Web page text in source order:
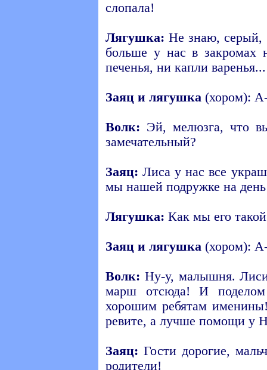
слопала!
Лягушка: Не знаю, серый,
больше у нас в закромах
печенья, ни капли варенья...
Заяц и лягушка (хором):
Волк: Эй, мелюзга, что
замечательный?
Заяц: Лиса у нас все
мы нашей подружке на
Лягушка: Как мы его
Заяц и лягушка (хором):
Волк: Ну-у, малышня.
марш отсюда! И
хорошим ребятам
ревите, а лучше помощи у
Заяц: Гости дорогие,
родители!